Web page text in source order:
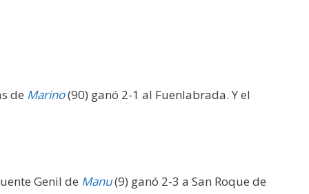
de Marino(90) ganó 2-1 al Fuenlabrada. Y el
Genil de Manu(9) ganó 2-3 a San Roque de